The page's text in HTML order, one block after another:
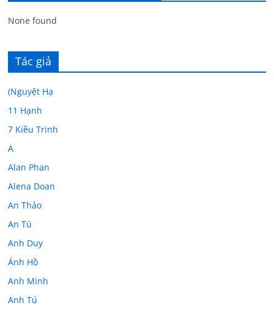
None found
Tác giả
(Nguyệt Hạ
11 Hạnh
7 Kiều Trinh
A
Alan Phan
Alena Doan
An Thảo
An Tú
Anh Duy
Ánh Hồ
Anh Minh
Anh Tú